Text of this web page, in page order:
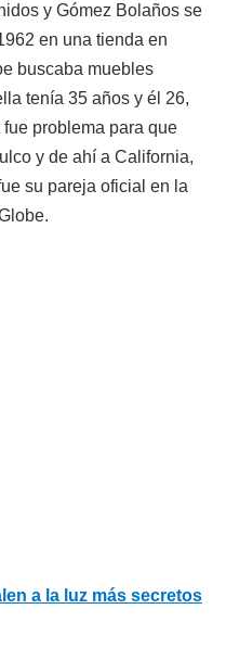
y Gómez Bolaños se
en una tienda en
buscaba muebles
tenía 35 años y él 26,
problema para que
y de ahí a California,
su pareja oficial en la
a la luz más secretos